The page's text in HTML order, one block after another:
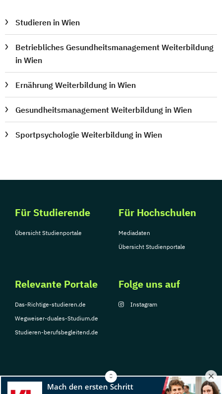
Studieren in Wien
Betriebliches Gesundheitsmanagement Weiterbildung
in Wien
Ernährung Weiterbildung in Wien
Gesundheitsmanagement Weiterbildung in Wien
Sportpsychologie Weiterbildung in Wien
Für Studierende
Übersicht Studienportale
Für Hochschulen
Mediadaten
Übersicht Studienportale
Relevante Portale
Das-Richtige-studieren.de
Wegweiser-duales-Studium.de
Studieren-berufsbegleitend.de
Folge uns auf
Instagram